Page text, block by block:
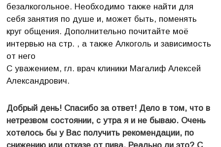
безалкогольное. Необходимо также найти для
себя занятия по душе и, может быть, поменять
круг общения. Дополнительно почитайте моё
интервью на стр. , а также Алкоголь и зависимость
от него
С уважением, гл. врач клиники Магалиф Алексей
Александрович.
Добрый день! Спасибо за ответ! Дело в том, что в
нетрезвом состоянии, с утра я и не бываю. Очень
хотелось бы у Вас получить рекомендации, по